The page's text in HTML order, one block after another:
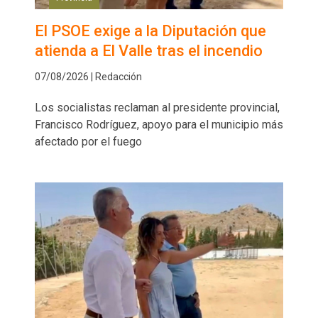
El PSOE exige a la Diputación que
atienda a El Valle tras el incendio
07/08/2026 | Redacción
Los socialistas reclaman al presidente provincial,
Francisco Rodríguez, apoyo para el municipio más
afectado por el fuego